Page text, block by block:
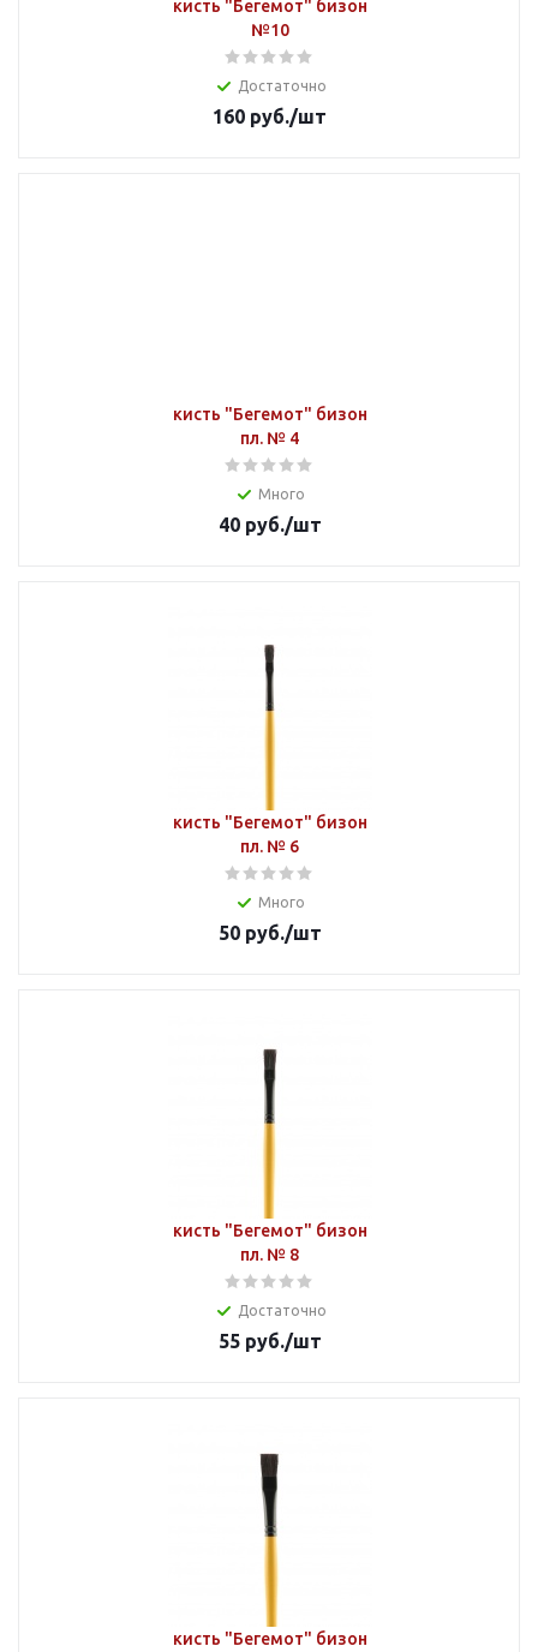
кисть "Бегемот" бизон
№10
Достаточно
160 руб./шт
кисть "Бегемот" бизон
пл. № 4
Много
40руб./шт
кисть "Бегемот" бизон
пл. № 6
Много
50руб./шт
кисть "Бегемот" бизон
пл. № 8
Достаточно
55руб./шт
кисть "Бегемот" бизон